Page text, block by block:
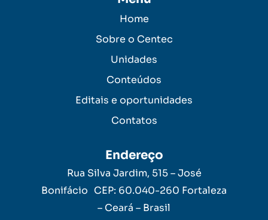
Home
Sobre o Centec
Unidades
Conteúdos
Editais e oportunidades
Contatos
Endereço
Rua Silva Jardim, 515 – José
Bonifácio CEP: 60.040-260 Fortaleza
– Ceará – Brasil